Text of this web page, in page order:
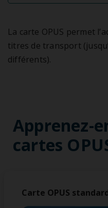
La carte OPUS permet
titres de transport
différents).
Apprenez-
cartes
Carte OPUS